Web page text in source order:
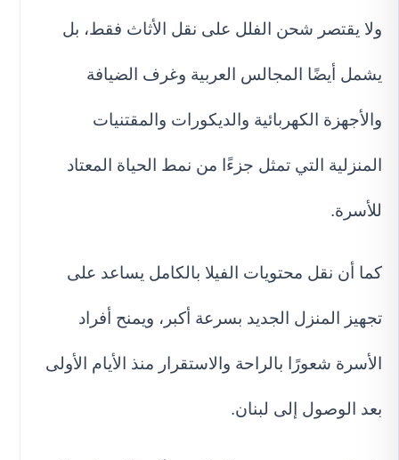
ولا يقتصر شحن الفلل على نقل الأثاث فقط، بل
يشمل أيضًا المجالس العربية وغرف الضيافة
والأجهزة الكهربائية والديكورات والمقتنيات
المنزلية التي تمثل جزءًا من نمط الحياة المعتاد
للأسرة.
كما أن نقل محتويات الفيلا بالكامل يساعد على
تجهيز المنزل الجديد بسرعة أكبر، ويمنح أفراد
الأسرة شعورًا بالراحة والاستقرار منذ الأيام الأولى
بعد الوصول إلى لبنان.